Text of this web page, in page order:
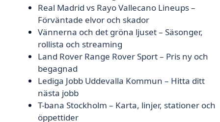
Real Madrid vs Rayo Vallecano Lineups –
Förväntade elvor och skador
Vännerna och det gröna ljuset – Säsonger,
rollista och streaming
Land Rover Range Rover Sport – Pris ny och
begagnad
Lediga Jobb Uddevalla Kommun – Hitta ditt
nästa jobb
T-bana Stockholm – Karta, linjer, stationer och
öppettider